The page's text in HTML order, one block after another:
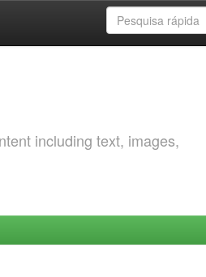
including text, images,